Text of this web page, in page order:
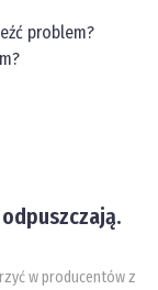
problem?
w producentów z